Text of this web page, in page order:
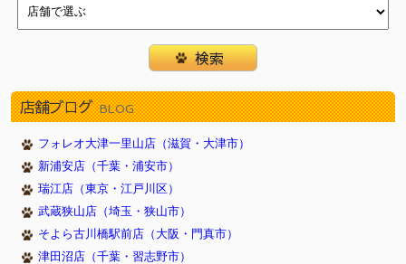
店舗ブログ BLOG
フォレオ大津一里山店（滋賀・大津市）
新浦安店（千葉・浦安市）
瑞江店（東京・江戸川区）
武蔵狭山店（埼玉・狭山市）
そよら古川橋駅前店（大阪・門真市）
津田沼店（千葉・習志野市）